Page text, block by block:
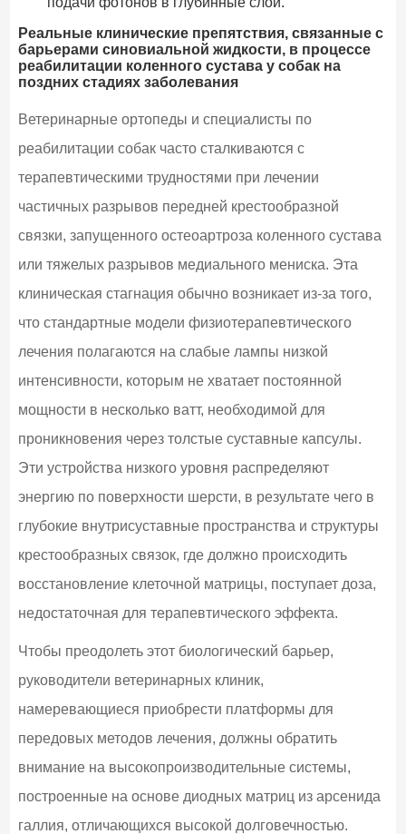
Реальные клинические препятствия, связанные с
барьерами синовиальной жидкости, в процессе
реабилитации коленного сустава у собак на
поздних стадиях заболевания
Ветеринарные ортопеды и специалисты по
реабилитации собак часто сталкиваются с
терапевтическими трудностями при лечении
частичных разрывов передней крестообразной
связки, запущенного остеоартроза коленного сустава
или тяжелых разрывов медиального мениска. Эта
клиническая стагнация обычно возникает из-за того,
что стандартные модели физиотерапевтического
лечения полагаются на слабые лампы низкой
интенсивности, которым не хватает постоянной
мощности в несколько ватт, необходимой для
проникновения через толстые суставные капсулы.
Эти устройства низкого уровня распределяют
энергию по поверхности шерсти, в результате чего в
глубокие внутрисуставные пространства и структуры
крестообразных связок, где должно происходить
восстановление клеточной матрицы, поступает доза,
недостаточная для терапевтического эффекта.
Чтобы преодолеть этот биологический барьер,
руководители ветеринарных клиник,
намеревающиеся приобрести платформы для
передовых методов лечения, должны обратить
внимание на высокопроизводительные системы,
построенные на основе диодных матриц из арсенида
галлия, отличающихся высокой долговечностью.